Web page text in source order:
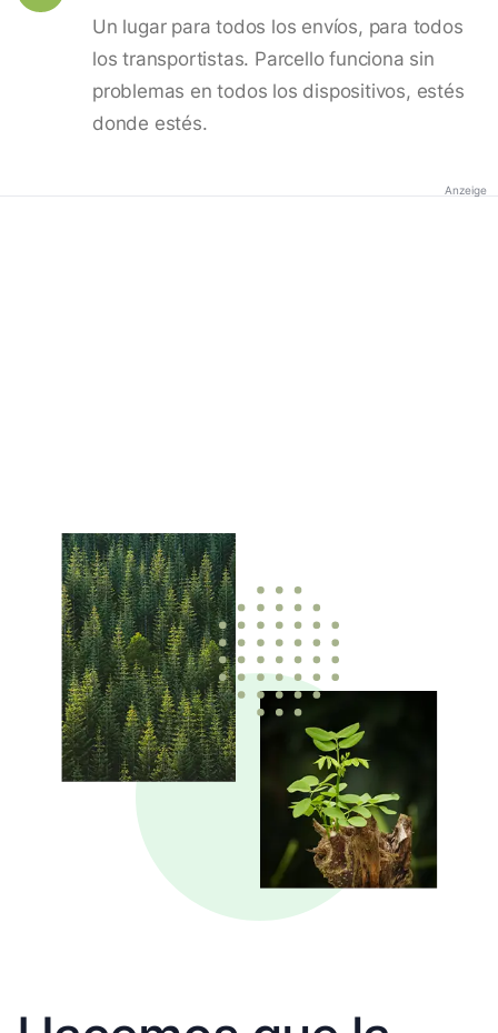
Un lugar para todos los envíos, para todos
los transportistas. Parcello funciona sin
problemas en todos los dispositivos, estés
donde estés.
Anzeige